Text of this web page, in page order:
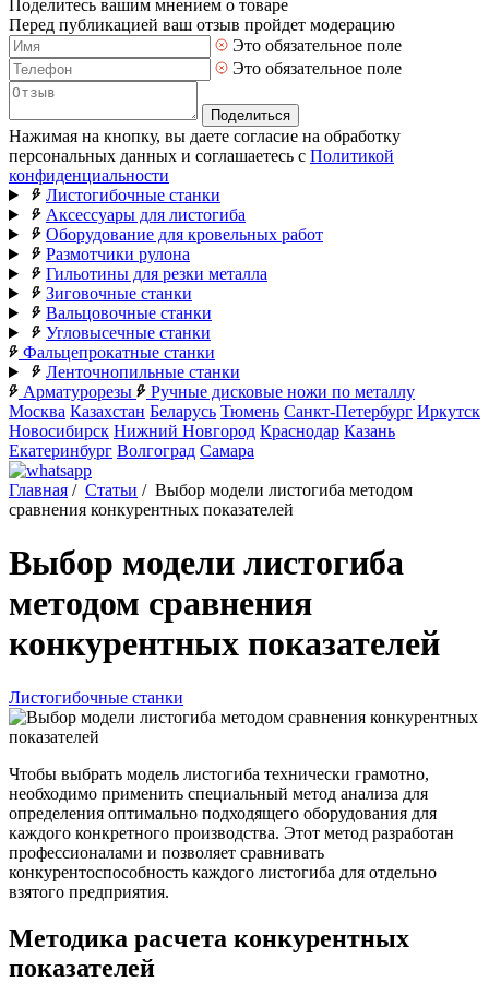
Поделитесь вашим мнением о товаре
Перед публикацией ваш отзыв пройдет модерацию
Это обязательное поле
Это обязательное поле
Поделиться
Нажимая на кнопку, вы даете согласие на обработку
персональных данных и соглашаетесь с Политикой
конфиденциальности
Листогибочные станки
Аксессуары для листогиба
Оборудование для кровельных работ
Размотчики рулона
Гильотины для резки металла
Зиговочные станки
Вальцовочные станки
Угловысечные станки
Фальцепрокатные станки
Ленточнопильные станки
Арматурорезы
Ручные дисковые ножи по металлу
Москва Казахстан Беларусь Тюмень Санкт-Петербург Иркутск
Новосибирск Нижний Новгород Краснодар Казань
Екатеринбург Волгоград Самара
Главная / Статьи / Выбор модели листогиба методом
сравнения конкурентных показателей
Выбор модели листогиба
методом сравнения
конкурентных показателей
Листогибочные станки
Чтобы выбрать модель листогиба технически грамотно,
необходимо применить специальный метод анализа для
определения оптимально подходящего оборудования для
каждого конкретного производства. Этот метод разработан
профессионалами и позволяет сравнивать
конкурентоспособность каждого листогиба для отдельно
взятого предприятия.
Методика расчета конкурентных
показателей